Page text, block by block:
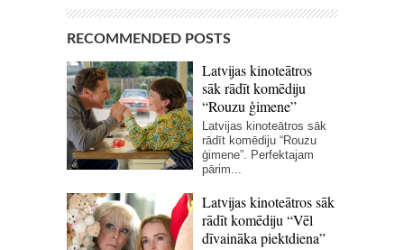
RECOMMENDED POSTS
Latvijas kinoteātros
sāk rādīt komēdiju
“Rouzu ģimene”
Latvijas kinoteātros sāk
rādīt komēdiju “Rouzu
ģimene”. Perfektajam
pārim...
Latvijas kinoteātros sāk
rādīt komēdiju “Vēl
dīvaināka piektdiena”